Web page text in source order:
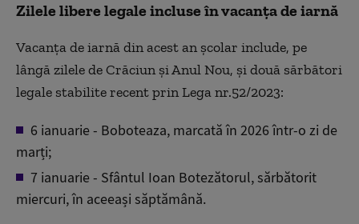
Zilele libere legale incluse în vacanța de iarnă
Vacanța de iarnă din acest an școlar include, pe
lângă zilele de Crăciun și Anul Nou, și două sărbători
legale stabilite recent prin Lega nr.52/2023:
6 ianuarie - Boboteaza, marcată în 2026 într-o zi de
marți;
7 ianuarie - Sfântul Ioan Botezătorul, sărbătorit
miercuri, în aceeași săptămână.